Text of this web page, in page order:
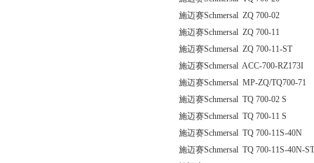
施迈赛Schmersal ZQ 700-02
施迈赛Schmersal ZQ 700-11
施迈赛Schmersal ZQ 700-11-ST
施迈赛Schmersal ACC-700-RZ173I
施迈赛Schmersal MP-ZQ/TQ700-71
施迈赛Schmersal TQ 700-02 S
施迈赛Schmersal TQ 700-11 S
施迈赛Schmersal TQ 700-11S-40N
施迈赛Schmersal TQ 700-11S-40N-ST